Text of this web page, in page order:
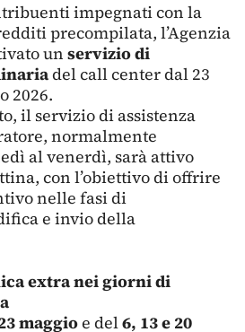
impegnati con la
precompilata, l’Agenzia
un servizio di
del call center dal 23
2026.
il servizio di assistenza
normalmente
al venerdì, sarà attivo
con l’obiettivo di offrire
nelle fasi di
e invio della
extra nei giorni di
maggioe del6, 13 e 20